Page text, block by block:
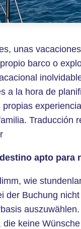
unas
barco o
a la hora de
Traducción
apto para
wie
der Buchung
keine